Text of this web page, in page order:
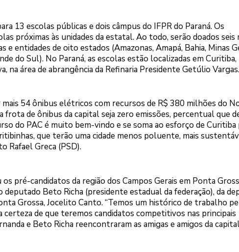
13 escolas públicas e dois câmpus do IFPR do Paraná. Os
próximas às unidades da estatal. Ao todo, serão doados seis
entidades de oito estados (Amazonas, Amapá, Bahia, Minas
do Sul). No Paraná, as escolas estão localizadas em Curitiba,
na área de abrangência da Refinaria Presidente Getúlio Vargas.
54 ônibus elétricos com recursos de R$ 380 milhões do
frota de ônibus da capital seja zero emissões, percentual que
do PAC é muito bem-vindo e se soma ao esforço de Curitiba
que terão uma cidade menos poluente, mais
Rafael Greca (PSD).
pré-candidatos da região dos Campos Gerais em Ponta
Beto Richa (presidente estadual da federação), da
Grossa, Jocelito Canto. “Temos um histórico de trabalho
certeza de que teremos candidatos competitivos nas principais
e Beto Richa reencontraram as amigas e amigos da